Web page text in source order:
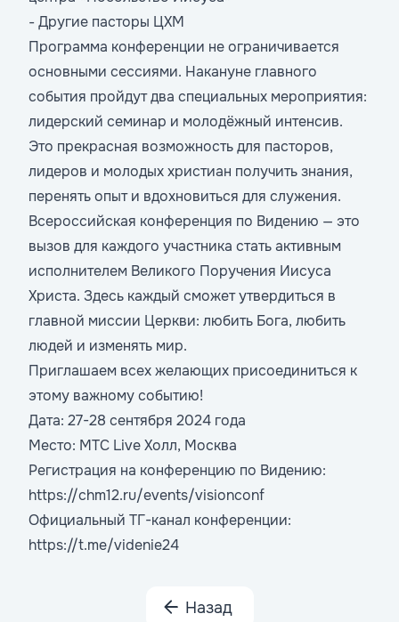
- Другие пасторы ЦХМ
Программа конференции не ограничивается
основными сессиями. Накануне главного
события пройдут два специальных мероприятия:
лидерский семинар и молодёжный интенсив.
Это прекрасная возможность для пасторов,
лидеров и молодых христиан получить знания,
перенять опыт и вдохновиться для служения.
Всероссийская конференция по Видению — это
вызов для каждого участника стать активным
исполнителем Великого Поручения Иисуса
Христа. Здесь каждый сможет утвердиться в
главной миссии Церкви: любить Бога, любить
людей и изменять мир.
Приглашаем всех желающих присоединиться к
этому важному событию!
Дата: 27-28 сентября 2024 года
Место: МТС Live Холл, Москва
Регистрация на конференцию по Видению:
https://chm12.ru/events/visionconf
Официальный ТГ-канал конференции:
https://t.me/videnie24
Назад